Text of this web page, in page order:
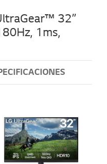
32”
1ms,